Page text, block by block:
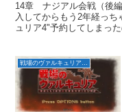
14章 ナジアル会戦（後
入してからもう2年経っ
ュリア4"予約してしまっ
戦場のヴァルキュリア リマスター